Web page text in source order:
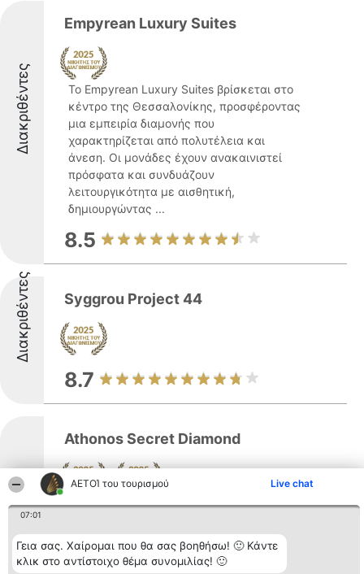
ΑΕΤΟΊ του τουρισμού Live chat
07:01
Γεια σας. Χαίρομαι που θα σας βοηθήσω! 🙂 Κάντε
κλικ στο αντίστοιχο θέμα συνομιλίας! 🙂
Διακριθέντες
Empyrean Luxury Suites
Το Empyrean Luxury Suites βρίσκεται στο
κέντρο της Θεσσαλονίκης, προσφέροντας
μια εμπειρία διαμονής που
χαρακτηρίζεται από πολυτέλεια και
άνεση. Οι μονάδες έχουν ανακαινιστεί
πρόσφατα και συνδυάζουν
λειτουργικότητα με αισθητική,
δημιουργώντας ...
8.5
Διακριθέντες Syggrou Project 44
8.7
Διακριθέντες
Athonos Secret Diamond
Η Athonos Secret Diamond αποτελεί μια
τομέα του τουρισμού με έδρα τη
Θεσσαλονίκη, προσφέροντας μια